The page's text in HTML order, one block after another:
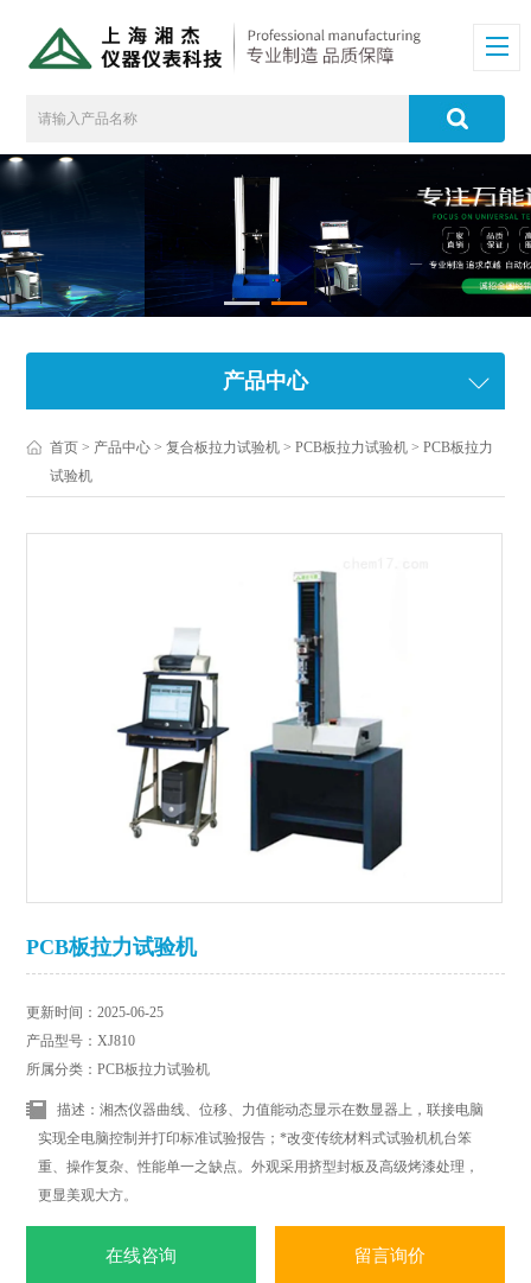
产品中心
首页 > 产品中心 >复合板拉力试验机 >PCB板拉力试验机 > PCB板拉力
试验机
PCB板拉力试验机
更新时间：2025-06-25
产品型号：XJ810
所属分类：PCB板拉力试验机
描述：湘杰仪器曲线、位移、力值能动态显示在数显器上，联接电脑
实现全电脑控制并打印标准试验报告；*改变传统材料式试验机机台笨
重、操作复杂、性能单一之缺点。外观采用挤型封板及高级烤漆处理，
更显美观大方。
在线咨询 留言询价